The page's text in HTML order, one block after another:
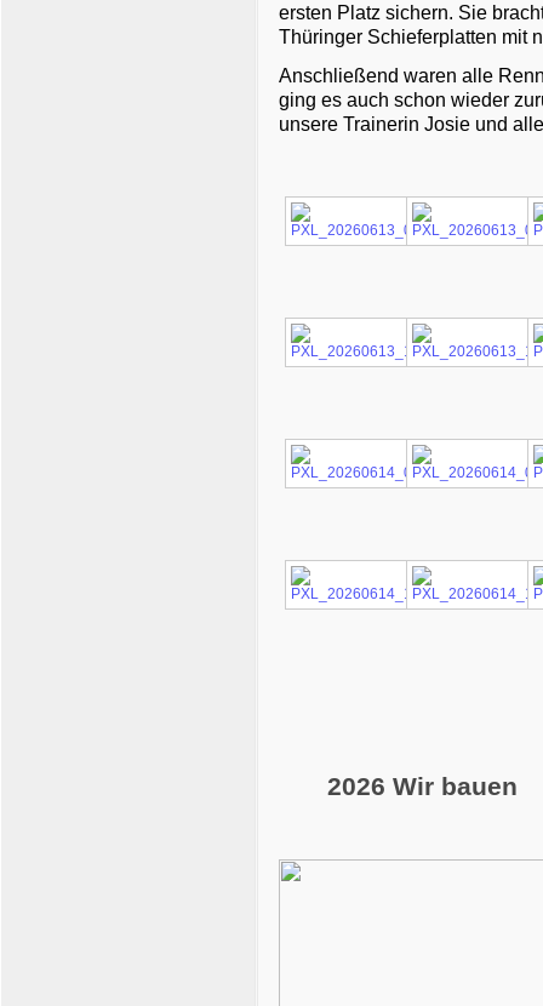
ersten Platz sichern. Sie
Thüringer Schieferplatten mit
Anschließend waren alle
ging es auch schon wieder
unsere Trainerin Josie und
2026 Wir bauen